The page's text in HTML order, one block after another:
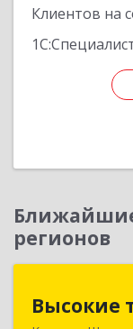
Клиентов на
регионов
Высокие